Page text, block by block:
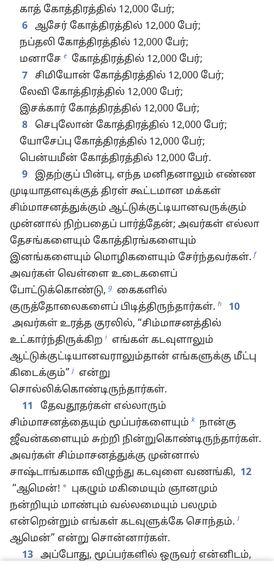
காத் கோத்திரத்தில் 12,000 பேர்;
6 ஆசேர் கோத்திரத்தில் 12,000 பேர்;
நப்தலி கோத்திரத்தில் 12,000 பேர்;
மனாசே e
கோத்திரத்தில் 12,000 பேர்;
7 சிமியோன் கோத்திரத்தில் 12,000 பேர்;
லேவி கோத்திரத்தில் 12,000 பேர்;
இசக்கார் கோத்திரத்தில் 12,000 பேர்;
8
செபுலோன் கோத்திரத்தில் 12,000 பேர்;
யோசேப்பு கோத்திரத்தில் 12,000 பேர்;
பென்யமீன் கோத்திரத்தில் 12,000 பேர்.
9
இதற்குப் பின்பு, எந்த மனிதனாலும் எண்ண
முடியாதளவுக்குத் திரள் கூட்டமான மக்கள்
சிம்மாசனத்துக்கும் ஆட்டுக்குட்டியானவருக்கும்
முன்னால் நிற்பதைப் பார்த்தேன்; அவர்கள் எல்லா
தேசங்களையும் கோத்திரங்களையும்
இனங்களையும் மொழிகளையும் சேர்ந்தவர்கள். f
அவர்கள் வெள்ளை உடைகளைப்
போட்டுக்கொண்டு, g
கைகளில்
குருத்தோலைகளைப் பிடித்திருந்தார்கள். h
10
அவர்கள் உரத்த குரலில், “சிம்மாசனத்தில்
உட்கார்ந்திருக்கிற i
எங்கள் கடவுளாலும்
ஆட்டுக்குட்டியானவராலும்தான் எங்களுக்கு மீட்பு
கிடைக்கும்” j
என்று
சொல்லிக்கொண்டிருந்தார்கள்.
11
தேவதூதர்கள் எல்லாரும்
சிம்மாசனத்தையும் மூப்பர்களையும் k
நான்கு
ஜீவன்களையும் சுற்றி நின்றுகொண்டிருந்தார்கள்.
அவர்கள் சிம்மாசனத்துக்கு முன்னால்
சாஷ்டாங்கமாக விழுந்து கடவுளை வணங்கி, 12
“ஆமென்! * புகழும் மகிமையும் ஞானமும்
நன்றியும் மாண்பும் வல்லமையும் பலமும்
என்றென்றும் எங்கள் கடவுளுக்கே சொந்தம். l
ஆமென்” என்று சொன்னார்கள்.
13 அப்போது, மூப்பர்களில் ஒருவர் என்னிடம்,